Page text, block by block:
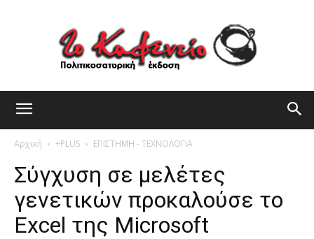
Αρχική +PLUS ΕΠΙΣΤΗΜΗ - ΤΕΧΝΟΛΟΓΙΑ
Σύγχυση σε μελέτες
γενετικών προκαλούσε το
Excel της Microsoft